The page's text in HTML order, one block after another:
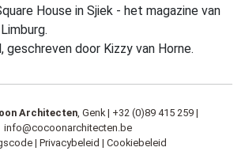
House in Sjiek - het magazine van
geschreven door Kizzy van Horne.
Architecten , Genk | +32 (0)89 415 259 |
info@cocoonarchitecten.be
| Privacybeleid | Cookiebeleid